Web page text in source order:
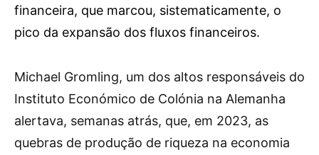
financeira, que marcou, sistematicamente, o
pico da expansão dos fluxos financeiros.
Michael Gromling, um dos altos responsáveis do
Instituto Económico de Colónia na Alemanha
alertava, semanas atrás, que, em 2023, as
quebras de produção de riqueza na economia